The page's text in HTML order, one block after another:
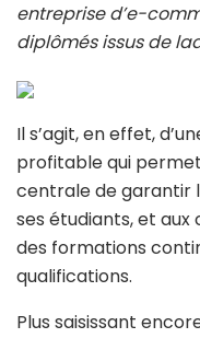
entreprise d’e-
diplômés issus de
Il s’agit, en effet,
profitable qui
centrale de garantir
ses étudiants, et aux
des formations
qualifications.
Plus saisissant